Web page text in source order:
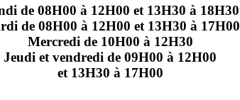
de 08H00 à 12H00 et 13H30 à 18H30
de 08H00 à 12H00 et 13H30 à 17H00
Mercredi de 10H00 à 12H30
Jeudi et vendredi de 09H00 à 12H00
et 13H30 à 17H00